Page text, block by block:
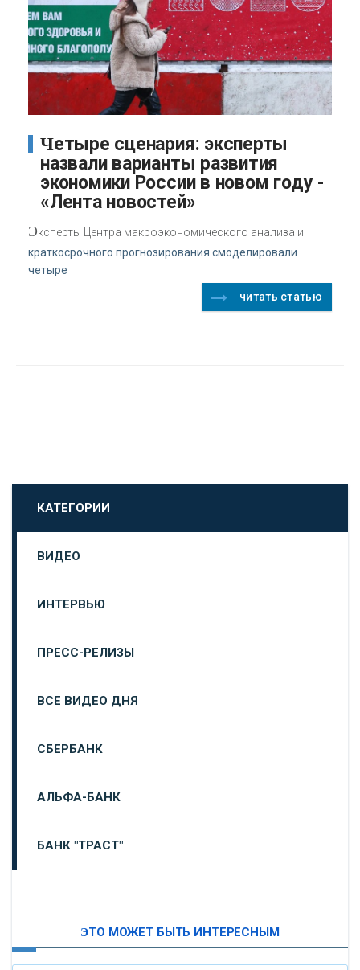
Четыре сценария: эксперты
назвали варианты развития
экономики России в новом году -
«Лента новостей»
Эксперты Центра макроэкономического анализа и
краткосрочного прогнозирования смоделировали
четыре
читать статью
КАТЕГОРИИ
ВИДЕО
ИНТЕРВЬЮ
ПРЕСС-РЕЛИЗЫ
ВСЕ ВИДЕО ДНЯ
СБЕРБАНК
АЛЬФА-БАНК
БАНК "ТРАСТ"
ЭТО МОЖЕТ БЫТЬ ИНТЕРЕСНЫМ